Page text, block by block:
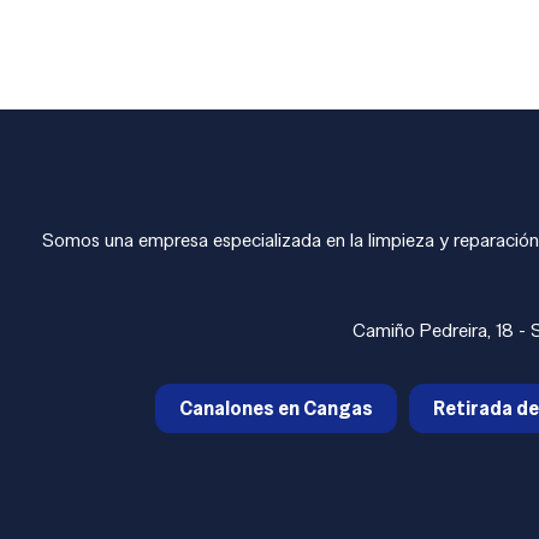
Somos una empresa especializada en la limpieza y
Camiño Pedreira, 18 -
Canalones en Cangas Retirada